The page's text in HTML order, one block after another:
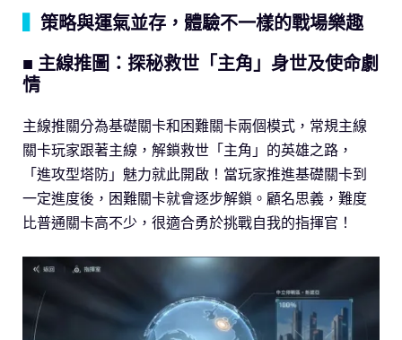
策略與運氣並存，體驗不一樣的戰場樂趣
■ 主線推圖：探秘救世「主角」身世及使命劇
情
主線推關分為基礎關卡和困難關卡兩個模式，常規主線
關卡玩家跟著主線，解鎖救世「主角」的英雄之路，
「進攻型塔防」魅力就此開啟！當玩家推進基礎關卡到
一定進度後，困難關卡就會逐步解鎖。顧名思義，難度
比普通關卡高不少，很適合勇於挑戰自我的指揮官！